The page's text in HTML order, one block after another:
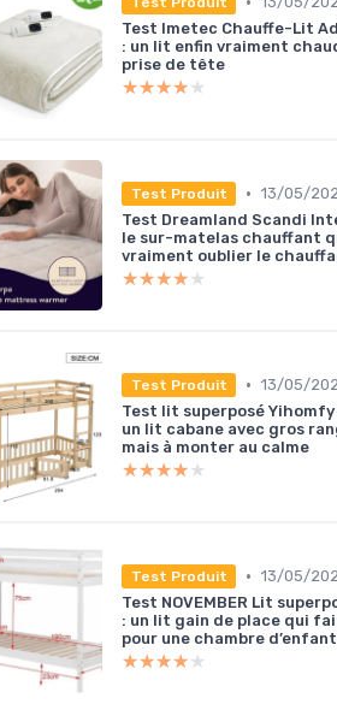
Test Imetec Chauffe-Lit
: un lit enfin vraiment
prise de tête
★★★★★
★★★★★
Test Produit • 13/05/
Test Dreamland Scandi
le sur-matelas chauffant
vraiment oublier le
★★★★★
★★★★★
Test Produit • 13/05/
Test lit superposé
un lit cabane avec gros
mais à monter au calme
★★★★★
★★★★★
Test Produit • 13/05/
Test NOVEMBER Lit
: un lit gain de place qui
pour une chambre
★★★★★
★★★★★